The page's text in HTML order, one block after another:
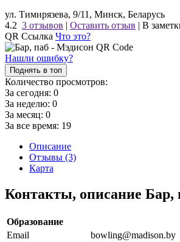
ул. Тимирязева, 9/11, Минск, Беларусь
4.2 3 отзывов | Оставить отзыв | В
QR Ссылка Что это?
Нашли ошибку?
Поднять в топ
Количество просмотров:
За сегодня: 0
За неделю: 0
За месяц: 0
За все время: 19
Описание
Отзывы (3)
Карта
Контакты, описание Бар,
Образование
Email
bowling@madison.by